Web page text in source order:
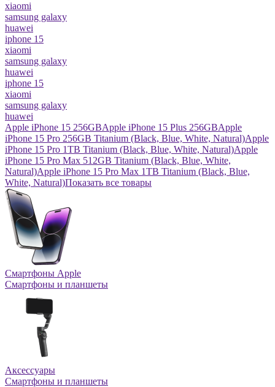
xiaomi
samsung galaxy
huawei
iphone 15
xiaomi
samsung galaxy
huawei
iphone 15
xiaomi
samsung galaxy
huawei
Apple iPhone 15 256GBApple iPhone 15 Plus 256GBApple
iPhone 15 Pro 256GB Titanium (Black, Blue, White, Natural)Apple
iPhone 15 Pro 1TB Titanium (Black, Blue, White, Natural)Apple
iPhone 15 Pro Max 512GB Titanium (Black, Blue, White,
Natural)Apple iPhone 15 Pro Max 1TB Titanium (Black, Blue,
White, Natural)Показать все товары
Смартфоны Apple
Смартфоны и планшеты
Аксессуары
Смартфоны и планшеты